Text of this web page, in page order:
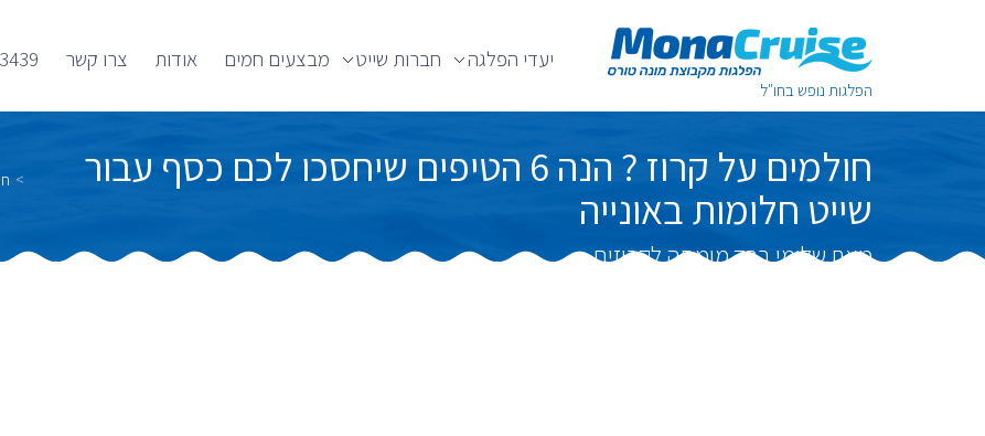
הפלגות נופש בחו"ל
יעדי הפלגה חברות שייט מבצעים חמים אודות צרו קשר
חולמים על קרוז ? הנה 6 הטיפים שיחסכו לכם כסף עבור
שייט חלומות באונייה
מאת שלומי ברק מומחה לקרוזים